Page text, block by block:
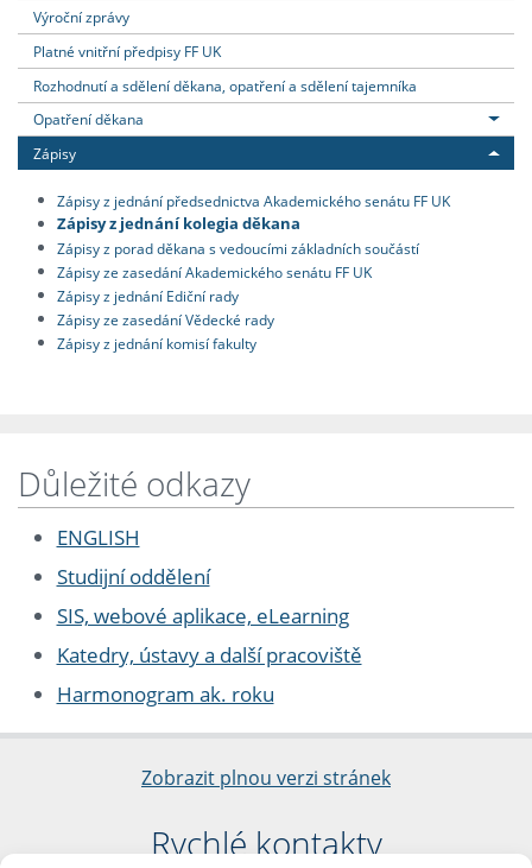
Výroční zprávy
Platné vnitřní předpisy FF UK
Rozhodnutí a sdělení děkana, opatření a sdělení tajemníka
Opatření děkana
Zápisy
Zápisy z jednání předsednictva Akademického senátu FF UK
Zápisy z jednání kolegia děkana
Zápisy z porad děkana s vedoucími základních součástí
Zápisy ze zasedání Akademického senátu FF UK
Zápisy z jednání Ediční rady
Zápisy ze zasedání Vědecké rady
Zápisy z jednání komisí fakulty
Důležité odkazy
ENGLISH
Studijní oddělení
SIS, webové aplikace, eLearning
Katedry, ústavy a další pracoviště
Harmonogram ak. roku
Zobrazit plnou verzi stránek
Rychlé kontakty